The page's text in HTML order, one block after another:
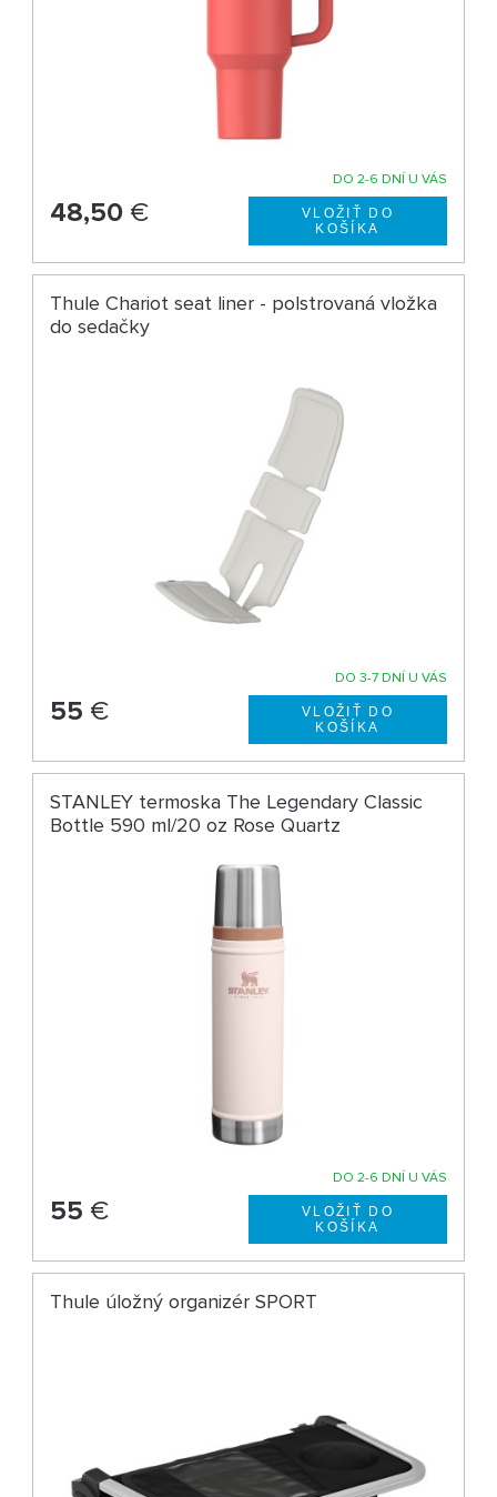
DO 2-6 DNÍ U VÁS
48,50 €
Thule Chariot seat liner - polstrovaná vložka
do sedačky
DO 3-7 DNÍ U VÁS
55 €
STANLEY termoska The Legendary Classic
Bottle 590 ml/20 oz Rose Quartz
DO 2-6 DNÍ U VÁS
55 €
Thule úložný organizér SPORT